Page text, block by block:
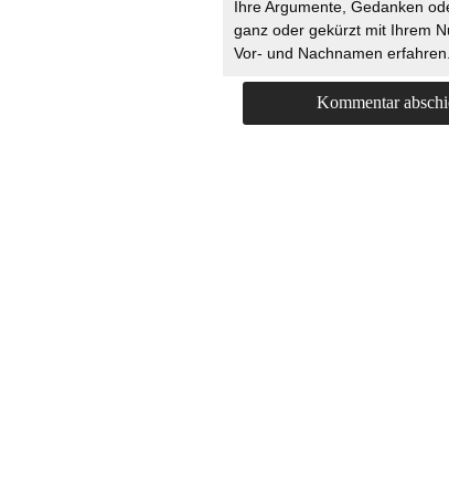
Ihre Argumente, Gedanken
ganz oder gekürzt mit Ihrem
Vor- und Nachnamen erfahren.